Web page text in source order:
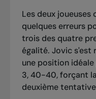
Les deux joueuses
quelques erreurs
trois des quatre
égalité. Jovic s'est
une position
3, 40-40, forçant
deuxième